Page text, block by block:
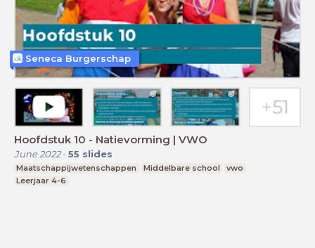
Hoofdstuk 10 - Natievorming | VWO
June 2022- 55 slides
Maatschappijwetenschappen Middelbare school
vwo
Leerjaar 4-6
Seneca Burgerschap